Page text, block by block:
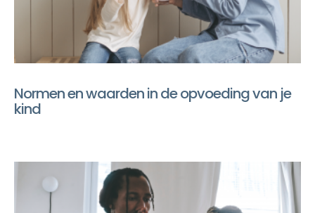
Normen en waarden in de opvoeding van je
kind